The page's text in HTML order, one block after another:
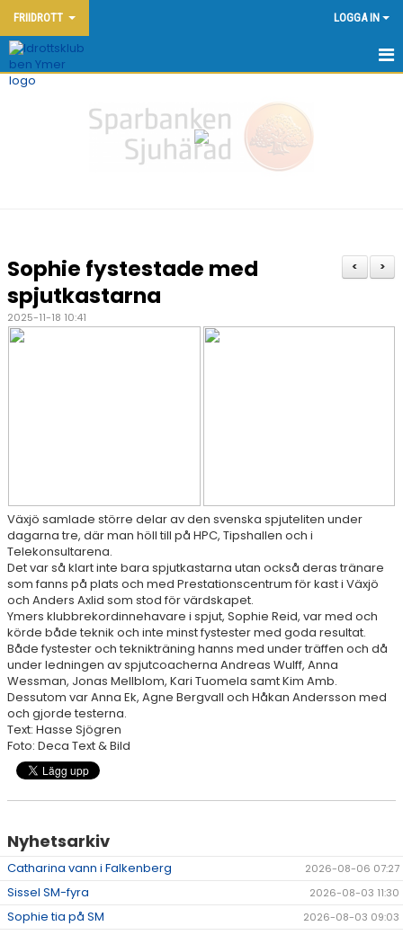
FRIIDROTT LOGGA IN
HEM - FRIIDROTT
DOKUMENT
FRIIDROTTSSKOLAN
MÅNADENS FRIIDROTTARE
>
<
Sophie fystestade med
spjutkastarna
2025-11-18 10:41
Växjö samlade större delar av den svenska spjuteliten under
dagarna tre, där man höll till på HPC, Tipshallen och i
Telekonsultarena.
Det var så klart inte bara spjutkastarna utan också deras tränare
som fanns på plats och med Prestationscentrum för kast i Växjö
och Anders Axlid som stod för värdskapet.
Ymers klubbrekordinnehavare i spjut, Sophie Reid, var med och
körde både teknik och inte minst fystester med goda resultat.
Både fystester och teknikträning hanns med under träffen och då
under ledningen av spjutcoacherna Andreas Wulff, Anna
Wessman, Jonas Mellblom, Kari Tuomela samt Kim Amb.
Dessutom var Anna Ek, Agne Bergvall och Håkan Andersson med
och gjorde testerna.
Text: Hasse Sjögren
Foto: Deca Text & Bild
Nyhetsarkiv
Catharina vann i Falkenberg 2026-08-06 07:27
Sissel SM-fyra 2026-08-03 11:30
Sophie tia på SM 2026-08-03 09:03